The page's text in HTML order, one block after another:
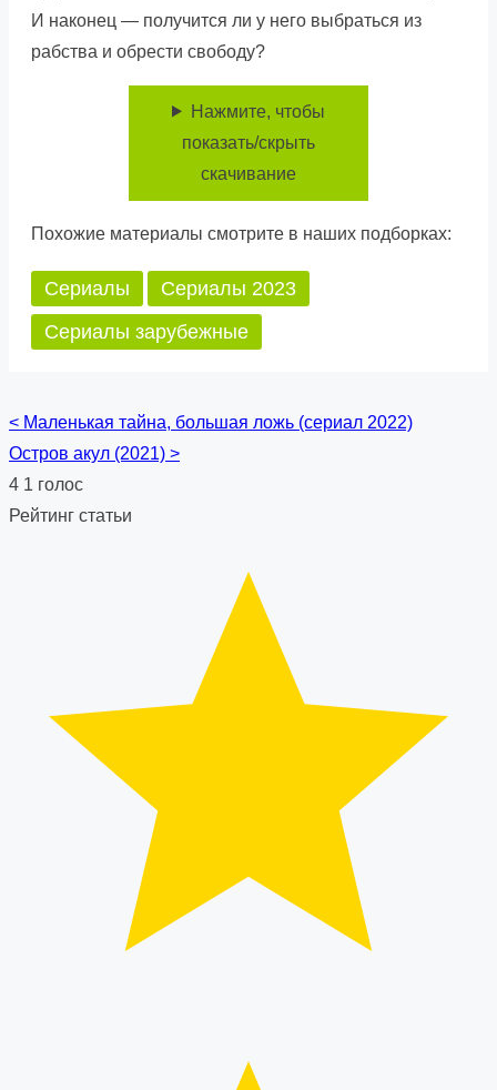
И наконец — получится ли у него выбраться из
рабства и обрести свободу?
Нажмите, чтобы
показать/скрыть
скачивание
Похожие материалы смотрите в наших подборках:
Сериалы
Сериалы 2023
Сериалы зарубежные
Posts
navigation
< Маленькая тайна, большая ложь (сериал 2022)
Остров акул (2021) >
4 1 голос
Рейтинг статьи